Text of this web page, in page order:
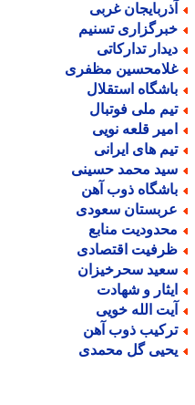
غربی
تسنیم
تدارکاتی
مظفری
استقلال
ملی فوتبال
قلعه نویی
های ایرانی
محمد حسینی
ذوب آهن
سعودی
منابع
اقتصادی
سحرخیزان
و شهادت
الله خویی
ذوب آهن
گل محمدی